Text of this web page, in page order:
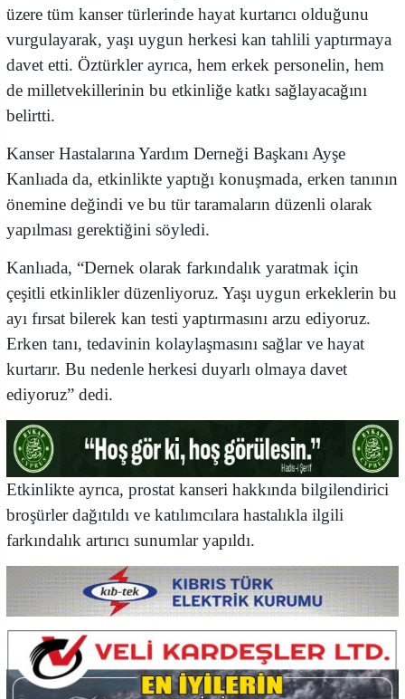
üzere tüm kanser türlerinde hayat kurtarıcı olduğunu
vurgulayarak, yaşı uygun herkesi kan tahlili yaptırmaya
davet etti. Öztürkler ayrıca, hem erkek personelin, hem
de milletvekillerinin bu etkinliğe katkı sağlayacağını
belirtti.
Kanser Hastalarına Yardım Derneği Başkanı Ayşe
Kanlıada da, etkinlikte yaptığı konuşmada, erken tanının
önemine değindi ve bu tür taramaların düzenli olarak
yapılması gerektiğini söyledi.
Kanlıada, “Dernek olarak farkındalık yaratmak için
çeşitli etkinlikler düzenliyoruz. Yaşı uygun erkeklerin bu
ayı fırsat bilerek kan testi yaptırmasını arzu ediyoruz.
Erken tanı, tedavinin kolaylaşmasını sağlar ve hayat
kurtarır. Bu nedenle herkesi duyarlı olmaya davet
ediyoruz” dedi.
Etkinlikte ayrıca, prostat kanseri hakkında bilgilendirici
broşürler dağıtıldı ve katılımcılara hastalıkla ilgili
farkındalık artırıcı sunumlar yapıldı.